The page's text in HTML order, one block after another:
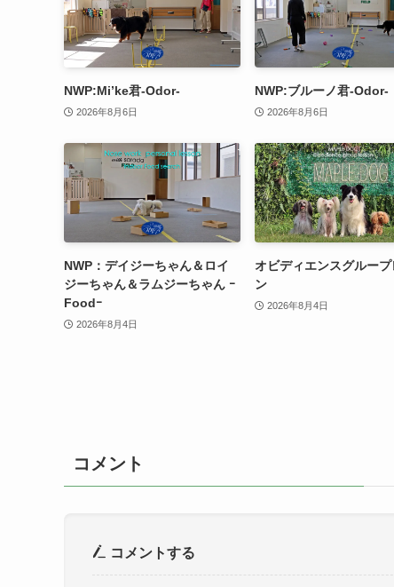
NWP:Mi’ke君-Odor-
2026年8月6日
NWP:ブルーノ君-Odor-
2026年8月6日
NWP：デイジーちゃん＆ロイ
ジーちゃん＆ラムジーちゃん ｰ
Foodｰ
2026年8月4日
オビディエンスグループ
ン
2026年8月4日
コメント
コメントする